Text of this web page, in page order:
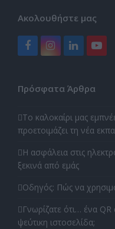
Ακολουθήστε μας
Facebook
Instagram
LinkedIn
Πρόσφατα Άρθρα
Το καλοκαίρι μας
προετοιμάζει τη νέα
Η ασφάλεια στις
ξεκινά από εμάς
Οδηγός: Πώς να
Γνωρίζατε ότι… ένα
ψεύτικη ιστοσελίδα;